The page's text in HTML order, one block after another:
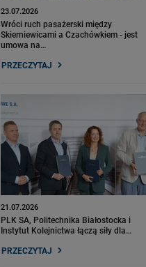
23.07.2026
Wróci ruch pasażerski między
Skierniewicami a Czachówkiem - jest
umowa na…
PRZECZYTAJ
21.07.2026
PLK SA, Politechnika Białostocka i
Instytut Kolejnictwa łączą siły dla…
PRZECZYTAJ